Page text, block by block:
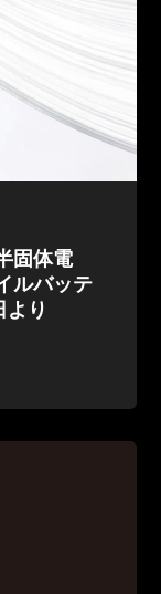
固体電
ルバッテ
り